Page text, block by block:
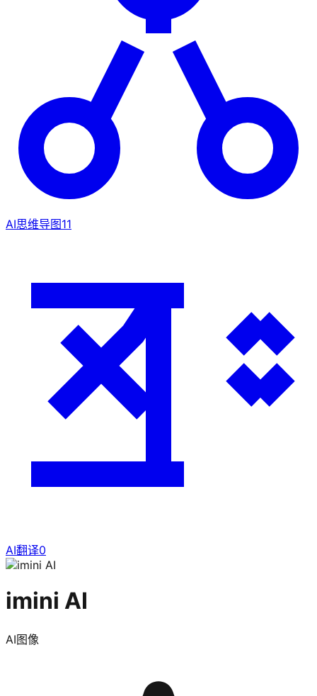
AI思维导图11
AI翻译0
imini AI
AI图像